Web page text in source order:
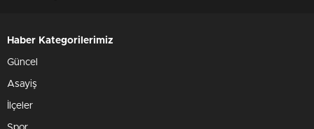
Haber Kategorilerimiz
Güncel
Asayiş
İlçeler